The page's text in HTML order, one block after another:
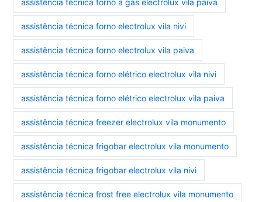
assistência técnica forno electrolux vila nivi
assistência técnica forno electrolux vila paiva
assistência técnica forno elétrico electrolux vila nivi
assistência técnica forno elétrico electrolux vila paiva
assistência técnica freezer electrolux vila monumento
assistência técnica frigobar electrolux vila monumento
assistência técnica frigobar electrolux vila nivi
assistência técnica frost free electrolux vila monumento